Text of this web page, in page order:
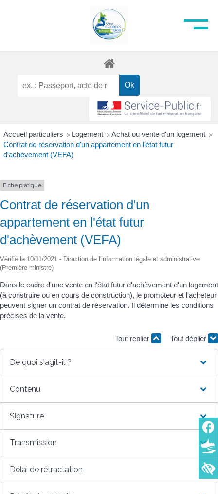
Accueil particuliers > Logement > Achat ou vente d'un logement >
Contrat de réservation d'un appartement en l'état futur
d'achèvement (VEFA)
Fiche pratique
Contrat de réservation d'un
appartement en l'état futur
d'achèvement (VEFA)
Vérifié le 10/11/2021 - Direction de l'information légale et administrative
(Première ministre)
Dans le cadre d'une vente en l'état futur d'achèvement d'un logement
(à construire ou en cours de construction), le promoteur et l'acheteur
peuvent signer un contrat de réservation. Il détermine les conditions
précises de la vente.
Tout replier Tout déplier
De quoi s'agit-il ?
Contenu
Signature
Transmission
Délai de rétractation